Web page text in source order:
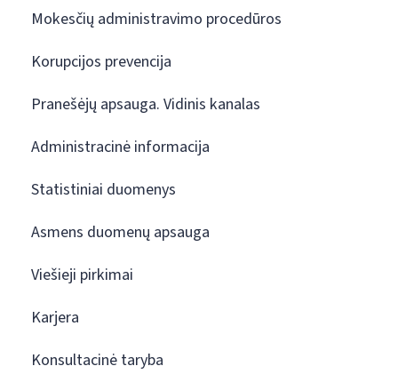
Mokesčių administravimo procedūros
Korupcijos prevencija
Pranešėjų apsauga. Vidinis kanalas
Administracinė informacija
Statistiniai duomenys
Asmens duomenų apsauga
Viešieji pirkimai
Karjera
Konsultacinė taryba